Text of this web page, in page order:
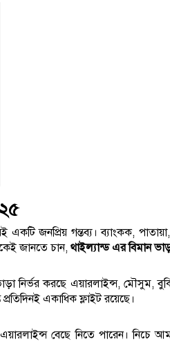
জনপ্রিয় গন্তব্য। ব্যাংকক,
জানতে চান, থাইল্যান্ড এর বিমান
নির্ভর করছে এয়ারলাইন্স, মৌসুম,
একাধিক ফ্লাইট রয়েছে।
বেছে নিতে পারেন। নিচে